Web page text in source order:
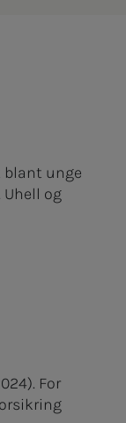
blant unge
og
For